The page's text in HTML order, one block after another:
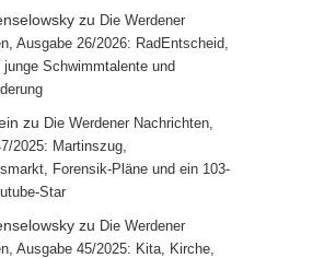
zu Die Werdener
Ausgabe 26/2026: RadEntscheid,
junge Schwimmtalente und
zu Die Werdener Nachrichten,
2025: Martinszug,
Forensik-Pläne und ein 103-
Star
zu Die Werdener
Ausgabe 45/2025: Kita, Kirche,